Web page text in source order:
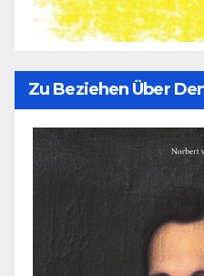
Zu Beziehen Über